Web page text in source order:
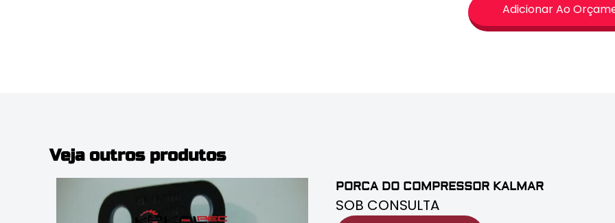
Adicionar Ao
Veja outros produtos
PORCA DO COMPRESSOR KALMAR
SOB CONSULTA